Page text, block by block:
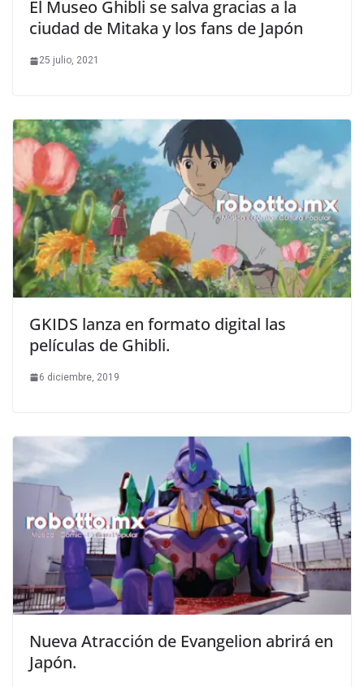
El Museo Ghibli se salva gracias a la
ciudad de Mitaka y los fans de Japón
25 julio, 2021
GKIDS lanza en formato digital las
películas de Ghibli.
6 diciembre, 2019
Nueva Atracción de Evangelion abrirá en
Japón.